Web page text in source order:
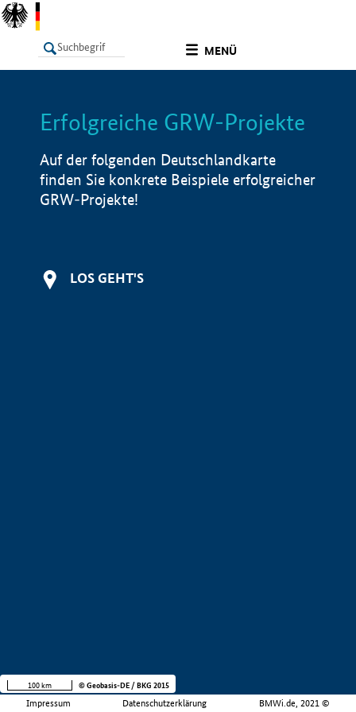
MENÜ
LISTE Info
Erfolgreiche GRW-Projekte
Auf der folgenden Deutschlandkarte
finden Sie konkrete Beispiele erfolgreicher
GRW-Projekte!
LOS GEHT'S
Impressum Datenschutzerklärung BMWi.de, 2021 ©
100 km © Geobasis-DE / BKG 2015